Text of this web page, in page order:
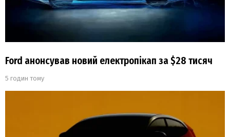
Ford анонсував новий електропікап за $28 тисяч
5 годин тому